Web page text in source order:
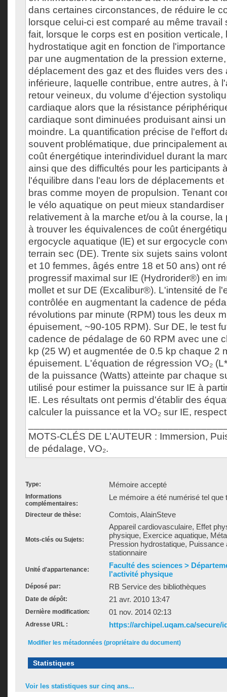
dans certaines circonstances, de réduire le
lorsque celui-ci est comparé au même travail
fait, lorsque le corps est en position verticale,
hydrostatique agit en fonction de
par une augmentation de la pression
déplacement des gaz et des fluides vers des
inférieure, laquelle contribue, entre autres, à
retour veineux, du volume d'éjection
cardiaque alors que la résistance
cardiaque sont diminuées produisant ainsi
moindre. La quantification précise de l'effort
souvent problématique, due principalement
coût énergétique interindividuel durant la
ainsi que des difficultés pour les participants
l'équilibre dans l'eau lors de déplacements
bras comme moyen de propulsion. Tenant
le vélo aquatique on peut mieux
relativement à la marche et/ou à la course,
à trouver les équivalences de coût
ergocycle aquatique (lE) et sur ergocycle
terrain sec (DE). Trente six sujets sains
et 10 femmes, âgés entre 18 et 50 ans) ont
progressif maximal sur IE (Hydrorider®) en
mollet et sur DE (Excalibur®). L'intensité de
contrôlée en augmentant la cadence de
révolutions par minute (RPM) tous les deux
épuisement, ~90-105 RPM). Sur DE, le test
cadence de pédalage de 60 RPM avec une
kp (25 W) et augmentée de 0.5 kp chaque 2
épuisement. L'équation de régression VO₂
de la puissance (Watts) atteinte par chaque
utilisé pour estimer la puissance sur IE à
IE. Les résultats ont permis d'établir des
calculer la puissance et la VO₂ sur IE,
MOTS-CLÉS DE L’AUTEUR : Immersion,
de pédalage, VO₂.
Type: Mémoire accepté
Informations
complémentaires:
Le mémoire a été numérisé tel que
Directeur de thèse: Comtois, AlainSteve
Mots-clés ou Sujets:
Appareil cardiovasculaire, Effet
physique, Exercice aquatique,
Pression hydrostatique, Puissance
stationnaire
Unité d'appartenance:
Faculté des sciences >
l'activité physique
Déposé par: RB Service des bibliothèques
Date de dépôt: 21 avr. 2010 13:47
Dernière modification: 01 nov. 2014 02:13
Adresse URL : https://archipel.uqam.ca/secure/
Modifier les métadonnées (propriétaire du document)
Statistiques
Voir les statistiques sur cinq ans...